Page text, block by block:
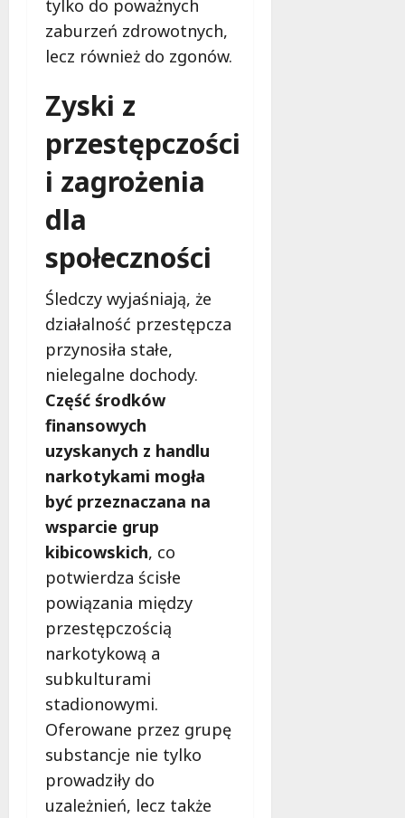
tylko do poważnych
zaburzeń zdrowotnych,
lecz również do zgonów.
Zyski z
przestępczości
i zagrożenia
dla
społeczności
Śledczy wyjaśniają, że
działalność przestępcza
przynosiła stałe,
nielegalne dochody.
Część środków
finansowych
uzyskanych z handlu
narkotykami mogła
być przeznaczana na
wsparcie grup
kibicowskich, co
potwierdza ścisłe
powiązania między
przestępczością
narkotykową a
subkulturami
stadionowymi.
Oferowane przez grupę
substancje nie tylko
prowadziły do
uzależnień, lecz także